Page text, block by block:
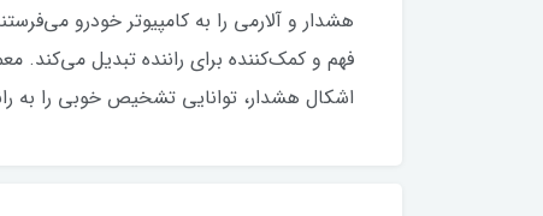
هشدار و آلارمی را به کامپیوتر خودرو
فهم و کمک‌کننده برای راننده تبدیل
اشکال هشدار، توانایی تشخیص خوبی را به